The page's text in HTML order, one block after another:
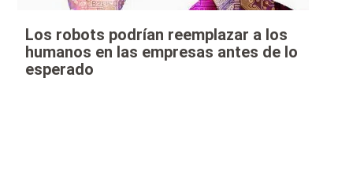
Los robots podrían reemplazar a los
humanos en las empresas antes de lo
esperado